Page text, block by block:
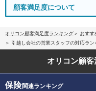
顧客満足度について
オリコン顧客満足度ランキング おすす
引越し会社の営業スタッフの対応ラ
オリコン顧客
保険関連ランキング